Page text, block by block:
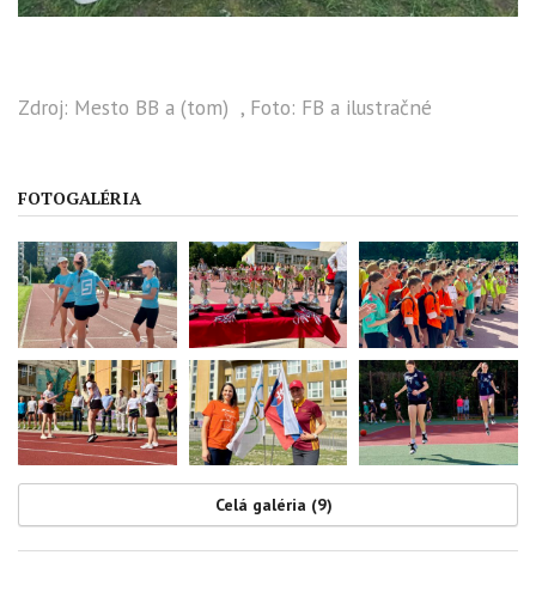
Zdroj: Mesto BB a (tom) , Foto: FB a ilustračné
FOTOGALÉRIA
Celá galéria (9)